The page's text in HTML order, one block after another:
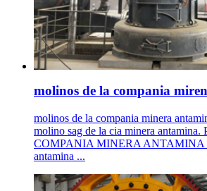
molinos de la compania
molinos de la compania minera
molino sag de la cia minera antamina.
COMPANIA MINERA ANTAMINA
antamina ...